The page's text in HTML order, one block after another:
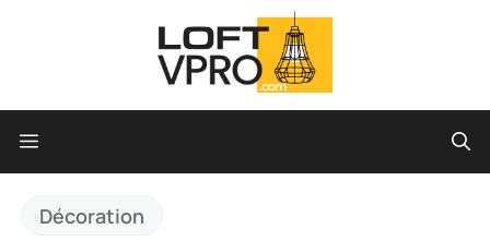
Menu
Décoration